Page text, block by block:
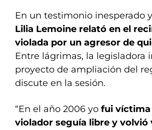
En un testimonio inesperado
Lilia Lemoine relató en el
violada por un agresor de
Entre lágrimas, la legisladora
proyecto de ampliación del
discute en la sesión.
“En el año 2006 yo fui víctima
violador seguía libre y volvió